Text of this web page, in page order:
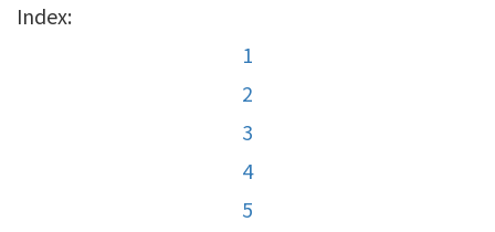
Index:
1
2
3
4
5